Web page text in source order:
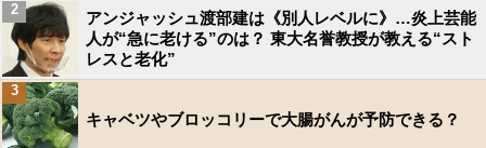
アンジャッシュ渡部建は《別人レベルに》…炎上芸能
人が“急に老ける”のは？ 東大名誉教授が教える“スト
レスと老化”
2
キャベツやブロッコリーで大腸がんが予防できる？
3